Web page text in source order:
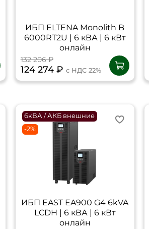
ИБП ELTENA Monolith B
6000RТ2U | 6 кВА | 6 кВт
онлайн
132 206 ₽
124 274 ₽ с НДС 22%
6кВА / АКБ внешние
-2%
ИБП EAST EA900 G4 6kVA
LCDH | 6 кВА | 6 кВт
онлайн